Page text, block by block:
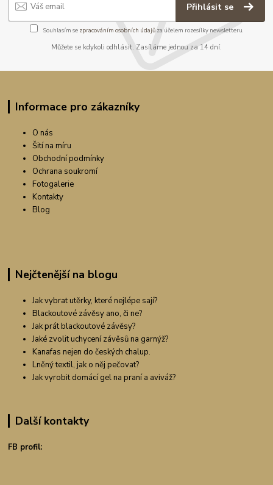
Přihlásit se
Souhlasím se zpracováním osobních údajůza účelem rozesílky newsletteru.
Můžete se kdykoli odhlásit. Zasíláme jednou za 14 dní.
Informace pro zákazníky
O nás
Šití na míru
Obchodní podmínky
Ochrana soukromí
Fotogalerie
Kontakty
Blog
Nejčtenější na blogu
Jak vybrat utěrky, které nejlépe sají?
Blackoutové závěsy ano, či ne?
Jak prát blackoutové závěsy?
Jaké zvolit uchycení závěsů na garnýž?
Kanafas nejen do českých chalup.
Lněný textil, jak o něj pečovat?
Jak vyrobit domácí gel na praní a aviváž?
Další kontakty
FB profil: